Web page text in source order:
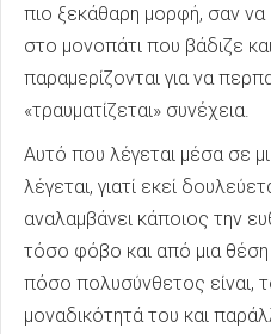
πιο ξεκάθαρη μορφή, σαν
στο μονοπάτι που βάδιζε
παραμερίζονται για να
«τραυματίζεται» συνέχεια.
Αυτό που λέγεται μέσα σε
λέγεται, γιατί εκεί
αναλαμβάνει κάποιος την
τόσο φόβο και από μια θέση
πόσο πολυσύνθετος είναι,
μοναδικότητά του και